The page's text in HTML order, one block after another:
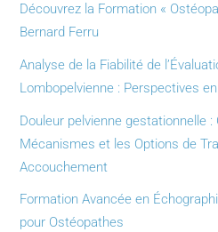
Découvrez la Formation «
Bernard Ferru
Analyse de la Fiabilité de
Lombopelvienne : Perspectives
Douleur pelvienne gestationnelle :
Mécanismes et les Options de
Accouchement
Formation Avancée en
pour Ostéopathes